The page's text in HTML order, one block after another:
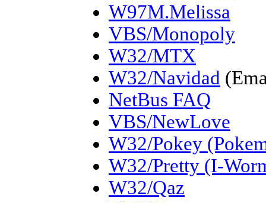
W97M.Melissa
VBS/Monopoly
W32/MTX
W32/Navidad
NetBus FAQ
VBS/NewLove
W32/Pokey
W32/Pretty (I-
W32/Qaz